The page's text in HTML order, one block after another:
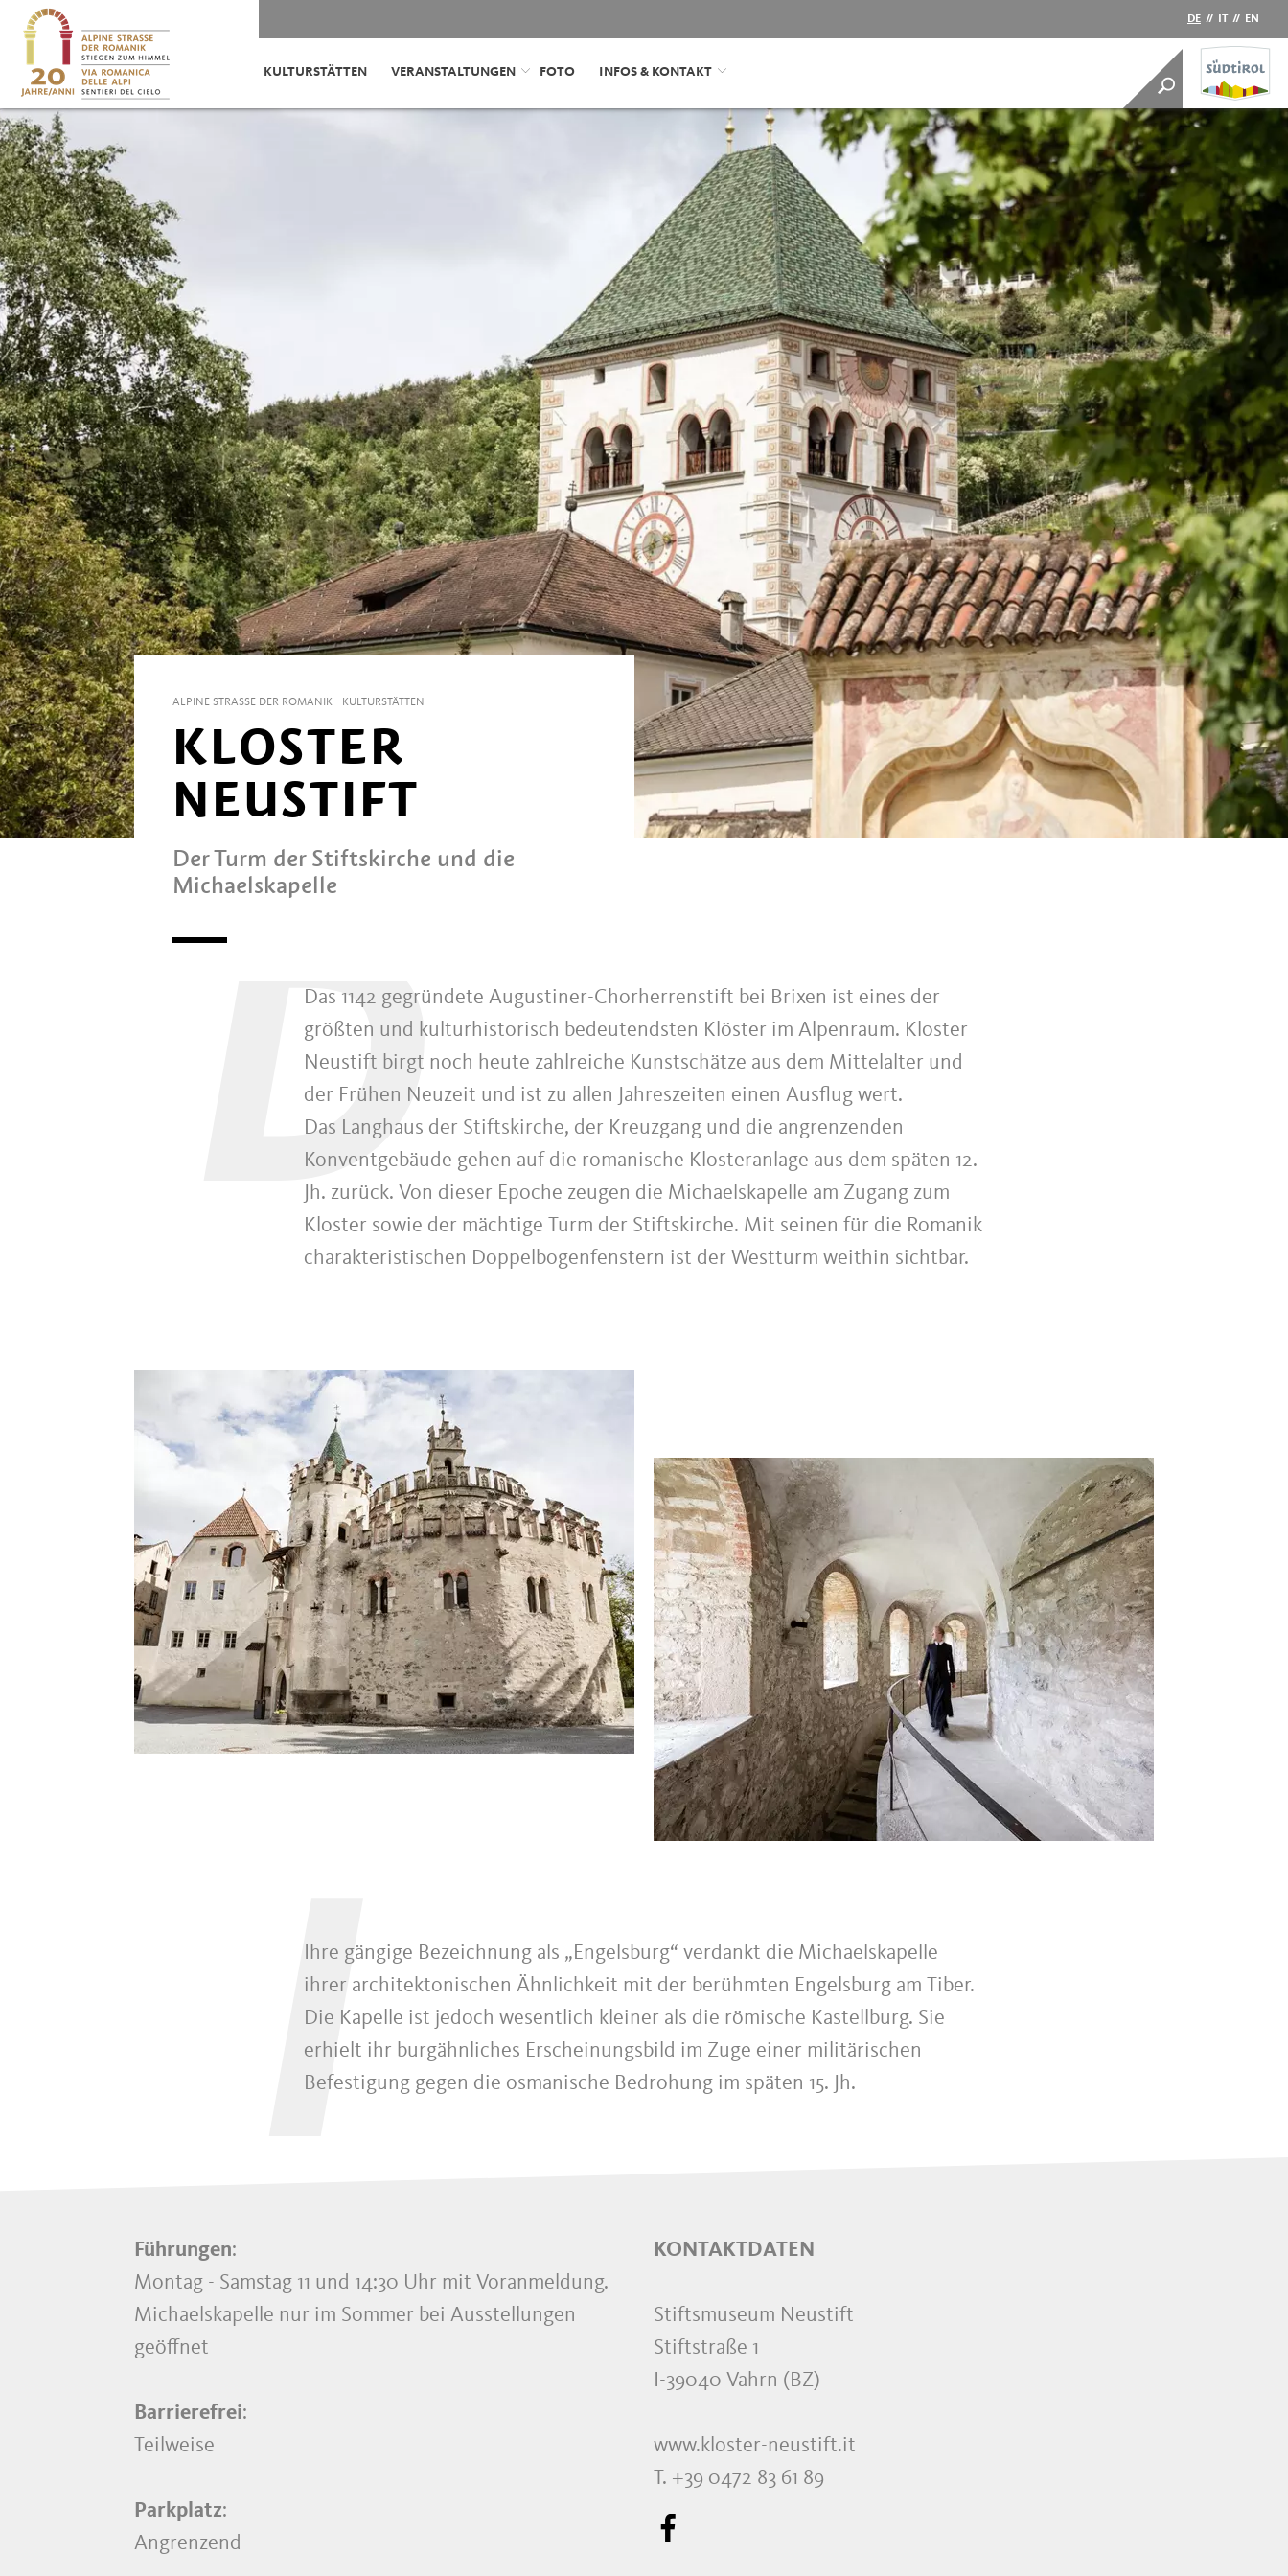
DE // IT // EN
KULTURSTÄTTEN VERANSTALTUNGEN FOTO INFOS & KONTAKT
ALPINE STRASSE DER ROMANIK KULTURSTÄTTEN
KLOSTER
NEUSTIFT
Der Turm der Stiftskirche und die
Michaelskapelle
D
Das 1142 gegründete Augustiner-Chorherrenstift bei Brixen ist eines der
größten und kulturhistorisch bedeutendsten Klöster im Alpenraum. Kloster
Neustift birgt noch heute zahlreiche Kunstschätze aus dem Mittelalter und
der Frühen Neuzeit und ist zu allen Jahreszeiten einen Ausflug wert.
Das Langhaus der Stiftskirche, der Kreuzgang und die angrenzenden
Konventgebäude gehen auf die romanische Klosteranlage aus dem späten 12.
Jh. zurück. Von dieser Epoche zeugen die Michaelskapelle am Zugang zum
Kloster sowie der mächtige Turm der Stiftskirche. Mit seinen für die Romanik
charakteristischen Doppelbogenfenstern ist der Westturm weithin sichtbar.
I
Ihre gängige Bezeichnung als „Engelsburg“ verdankt die Michaelskapelle
ihrer architektonischen Ähnlichkeit mit der berühmten Engelsburg am Tiber.
Die Kapelle ist jedoch wesentlich kleiner als die römische Kastellburg. Sie
erhielt ihr burgähnliches Erscheinungsbild im Zuge einer militärischen
Befestigung gegen die osmanische Bedrohung im späten 15. Jh.
Führungen:
Montag - Samstag 11 und 14:30 Uhr mit Voranmeldung.
Michaelskapelle nur im Sommer bei Ausstellungen
geöffnet
Barrierefrei:
Teilweise
Parkplatz:
Angrenzend
KONTAKTDATEN
Stiftsmuseum Neustift
Stiftstraße 1
I-39040 Vahrn (BZ)
www.kloster-neustift.it
T. +39 0472 83 61 89